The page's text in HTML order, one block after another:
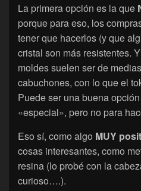
La primera opción es la que
porque para eso, los
tener que hacerlos (y que
cristal son más resistentes.
moldes suelen ser de
cabuchones, con lo que el
Puede ser una buena
«especial», pero no para
Eso sí, como algo MUY
cosas interesantes, como
resina (lo probé con la
curioso….).